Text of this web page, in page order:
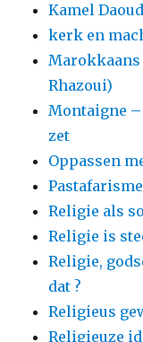
Kamel Daoud
kerk en
Rhazoui)
Montaigne
zet
Oppassen
Pastafarisme
Religie als
Religie is
Religie,
dat ?
Religieus
Religieuze